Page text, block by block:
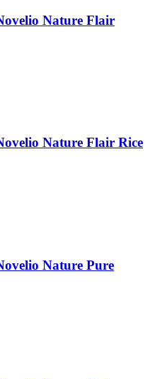
Nature Flair
Nature Flair Rice
Nature Pure